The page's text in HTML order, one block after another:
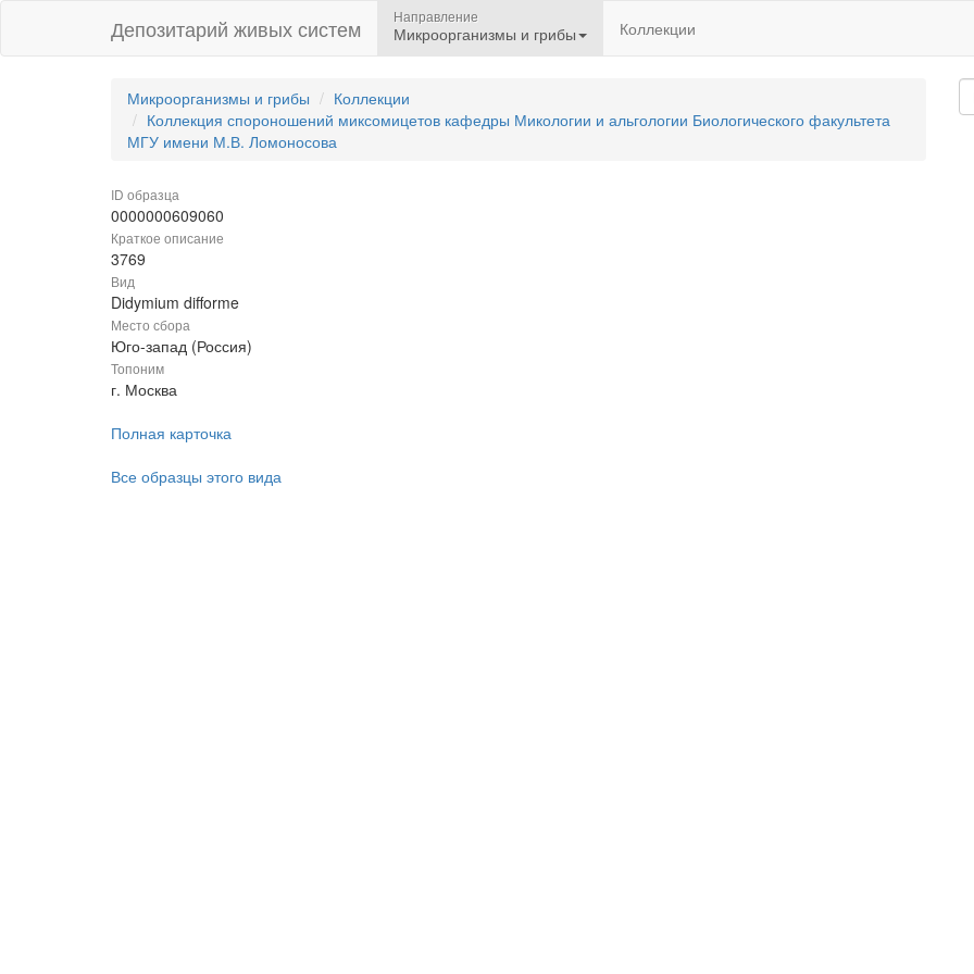
Депозитарий живых систем Направление
Микроорганизмы и грибы Коллекции
Микроорганизмы и грибы
Коллекции
Коллекция спороношений миксомицетов кафедры Микологии и альгологии Биологического факультета
МГУ имени М.В. Ломоносова
ID образца
0000000609060
Краткое описание
3769
Вид
Didymium difforme
Место сбора
Юго-запад (Россия)
Топоним
г. Москва
Полная карточка
Все образцы этого вида